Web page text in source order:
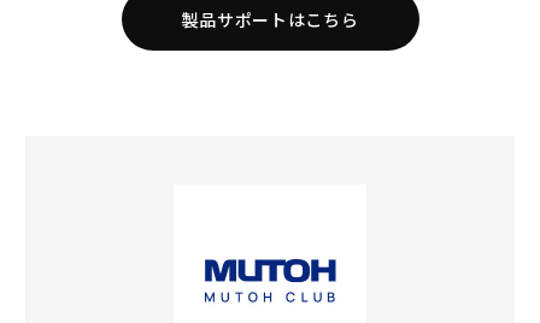
製品サポートはこちら